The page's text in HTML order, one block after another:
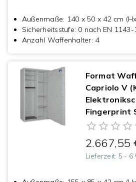
Außenmaße: 140 x 50 x 42 cm
Sicherheitsstufe: 0 nach EN 1143-
Anzahl Waffenhalter: 4
Format
Capriolo V
Fingerprint
2.667,55
Lieferzeit: 5 - 6